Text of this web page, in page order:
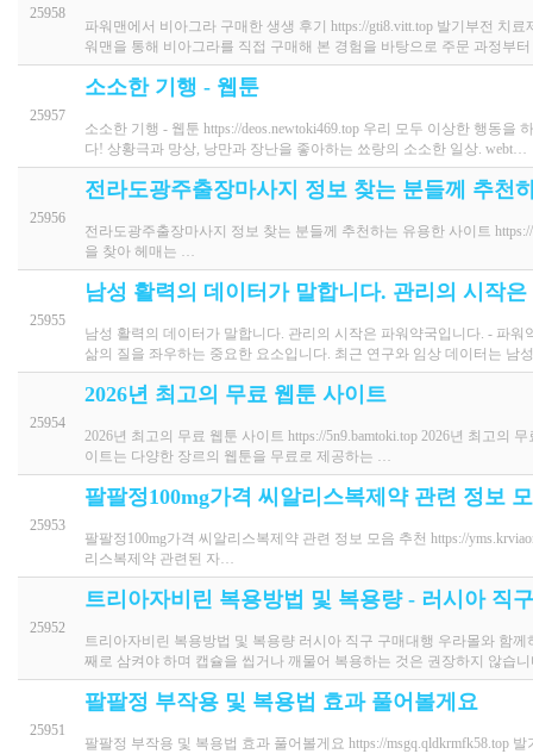
25958
파워맨에서 비아그라 구매한 생생 후기 https://gti8.vitt.top 발기부전 치
워맨을 통해 비아그라를 직접 구매해 본 경험을 바탕으로 주문 과정부
25957
소소한 기행 - 웹툰
소소한 기행 - 웹툰 https://deos.newtoki469.top 우리 모두 이상한 행동
다! 상황극과 망상, 낭만과 장난을 좋아하는 쑈랑의 소소한 일상. webt…
25956
전라도광주출장마사지 정보 찾는 분들께 추천
전라도광주출장마사지 정보 찾는 분들께 추천하는 유용한 사이트
을 찾아 헤매는 …
25955
남성 활력의 데이터가 말합니다. 관리의 시작
남성 활력의 데이터가 말합니다. 관리의 시작은 파워약국입니다. - 파
삶의 질을 좌우하는 중요한 요소입니다. 최근 연구와 임상 데이터는 남
25954
2026년 최고의 무료 웹툰 사이트
2026년 최고의 무료 웹툰 사이트 https://5n9.bamtoki.top 2026년 최고의
이트는 다양한 장르의 웹툰을 무료로 제공하는 …
25953
팔팔정100mg가격 씨알리스복제약 관련 정보
팔팔정100mg가격 씨알리스복제약 관련 정보 모음 추천 https://
리스복제약 관련된 자…
25952
트리아자비린 복용방법 및 복용량 - 러시아 직
트리아자비린 복용방법 및 복용량 러시아 직구 구매대행 우라몰와 함
째로 삼켜야 하며 캡슐을 씹거나 깨물어 복용하는 것은 권장하지 않습
25951
팔팔정 부작용 및 복용법 효과 풀어볼게요
팔팔정 부작용 및 복용법 효과 풀어볼게요 https://msgq.qldkrmfk58.top